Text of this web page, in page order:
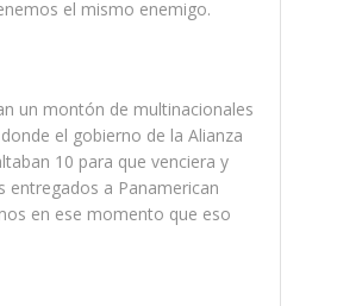
el mismo enemigo.
un montón de multinacionales
el gobierno de la Alianza
10 para que venciera y
entregados a Panamerican
en ese momento que eso